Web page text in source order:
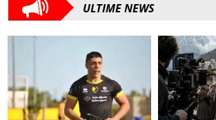
ULTIME NEWS